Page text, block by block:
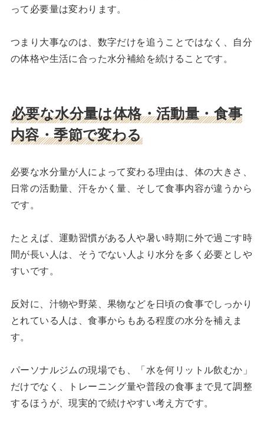
って必要量は変わります。
つまり大事なのは、数字だけを追うことではなく、自分
の体格や生活に合った水分補給を続けることです。
必要な水分量は体格・活動量・食事
内容・季節で変わる
必要な水分量が人によって変わる理由は、体の大きさ、
日常の活動量、汗をかく量、そして食事内容が違うから
です。
たとえば、運動習慣がある人や暑い時期に外で過ごす時
間が長い人は、そうでない人より水分を多く必要としや
すいです。
反対に、汁物や野菜、果物などを日頃の食事でしっかり
とれている人は、食事からもある程度の水分を補えま
す。
パーソナルジムの現場でも、「水を何リットル飲むか」
だけでなく、トレーニング量や普段の食事まで見て調整
するほうが、現実的で続けやすい考え方です。